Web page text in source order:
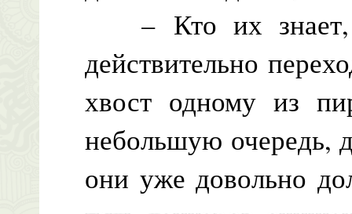
– Кто их знает,
действительно
хвост одному из
небольшую очередь,
они уже довольно